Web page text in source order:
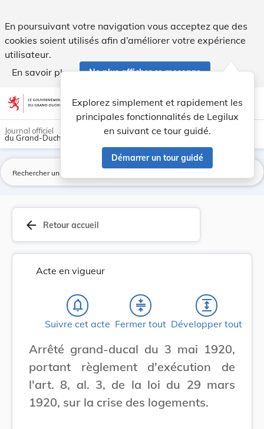
En poursuivant votre navigation vous acceptez que des
cookies soient utilisés afin d’améliorer votre expérience
utilisateur.
En savoir plus
Ne plus afficher ce message
Aller au contenu account_circle help Aide
Explorez simplement et rapidement les
principales fonctionnalités de Legilux
en suivant ce tour guidé.
Démarrer un tour guidé
light_mode dark_mode
Journal officiel
du Grand-Duché de Luxembourg
arrow_back Retour accueil
Acte en vigueur
notifications_none
Suivre cet acte
compress
Fermer tout
expand
Développer tout
Arrêté grand-ducal du 3 mai 1920,
portant règlement d'exécution de
l'art. 8, al. 3, de la loi du 29 mars
1920, sur la crise des logements.